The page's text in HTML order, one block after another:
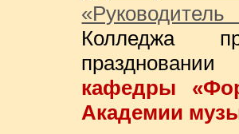
Колледжа
кафедры
Академии